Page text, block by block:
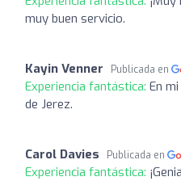
muy buen servicio.
Kayin Venner Publicada en
Experiencia fantástica: En
de Jerez.
Carol Davies Publicada en
Experiencia fantástica: